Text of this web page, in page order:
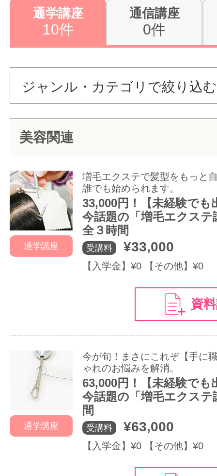
グッドスク
掲載のお問
通学講座
10件
通信講座
0件
美容関連
通学講座
増毛エクステで髪型をもっと
誰でも始められます。
33,000円！【未経験でも
今話題の「増毛エクステ
全３時間
受講料 ¥33,000
【入学金】¥0 【その他】¥0
資
通学講座
今が旬！まさにこれぞ【手に
ゃれのお悩みを解消。
63,000円！【未経験でも
今話題の「増毛エクステ
間
受講料 ¥63,000
【入学金】¥0 【その他】¥0